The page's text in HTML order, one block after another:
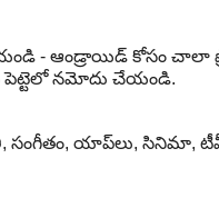
- ఆండ్రాయిడ్ కోసం చాలా
పెట్టెలో నమోదు చేయండి.
సంగీతం, యాప్‌లు, సినిమా,